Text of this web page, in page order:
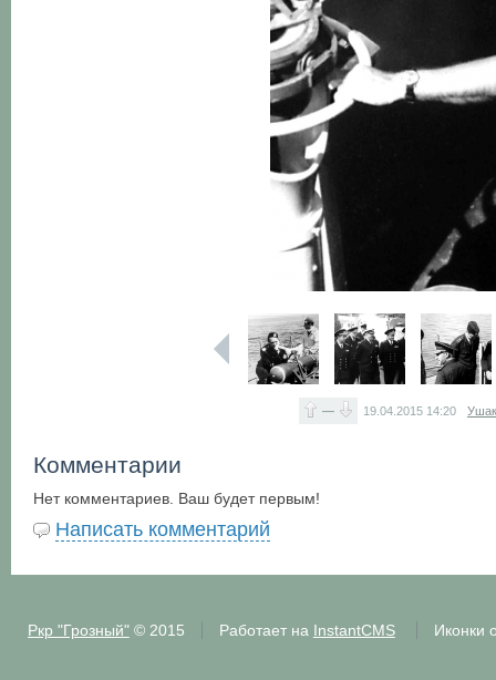
— 19.04.2015 14:20
Комментарии
Нет комментариев. Ваш будет первым!
Написать комментарий
Ркр "Грозный"© 2015 Работает на InstantCMS Иконки